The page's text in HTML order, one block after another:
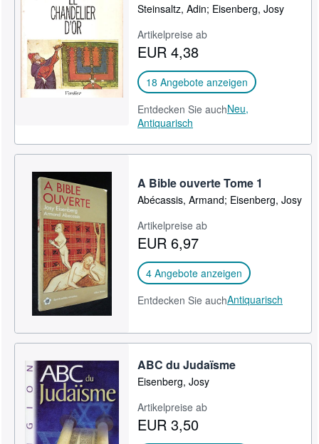
Steinsaltz, Adin; Eisenberg, Josy
Artikelpreise ab
EUR 4,38
18 Angebote anzeigen
Entdecken Sie auchNeu,
Antiquarisch
A Bible ouverte Tome 1
Abécassis, Armand; Eisenberg, Josy
Artikelpreise ab
EUR 6,97
4 Angebote anzeigen
Entdecken Sie auchAntiquarisch
ABC du Judaïsme
Eisenberg, Josy
Artikelpreise ab
EUR 3,50